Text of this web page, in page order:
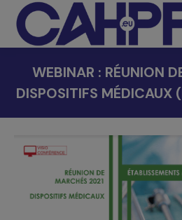
WEBINAR : RÉUNION
DISPOSITIFS MÉDICAUX